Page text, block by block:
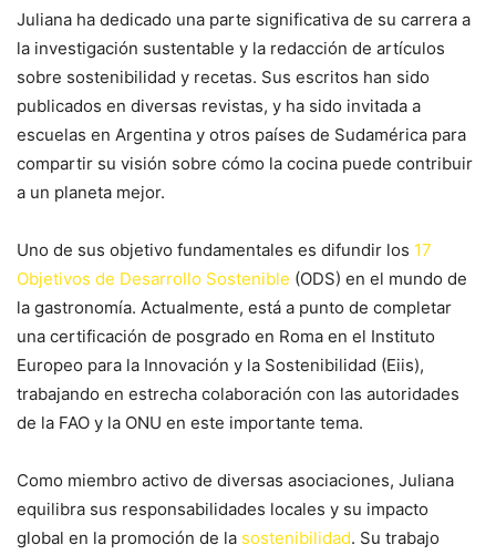
Juliana ha dedicado una parte significativa de su carrera a
la investigación sustentable y la redacción de artículos
sobre sostenibilidad y recetas. Sus escritos han sido
publicados en diversas revistas, y ha sido invitada a
escuelas en Argentina y otros países de Sudamérica para
compartir su visión sobre cómo la cocina puede contribuir
a un planeta mejor.
Uno de sus objetivo fundamentales es difundir los 17
Objetivos de Desarrollo Sostenible (ODS) en el mundo de
la gastronomía. Actualmente, está a punto de completar
una certificación de posgrado en Roma en el Instituto
Europeo para la Innovación y la Sostenibilidad (Eiis),
trabajando en estrecha colaboración con las autoridades
de la FAO y la ONU en este importante tema.
Como miembro activo de diversas asociaciones, Juliana
equilibra sus responsabilidades locales y su impacto
global en la promoción de la sostenibilidad. Su trabajo